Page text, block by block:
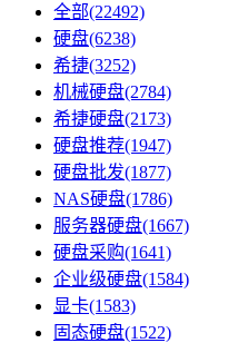
全部(22492)
硬盘(6238)
希捷(3252)
机械硬盘(2784)
希捷硬盘(2173)
硬盘推荐(1947)
硬盘批发(1877)
NAS硬盘(1786)
服务器硬盘(1667)
硬盘采购(1641)
企业级硬盘(1584)
显卡(1583)
固态硬盘(1522)